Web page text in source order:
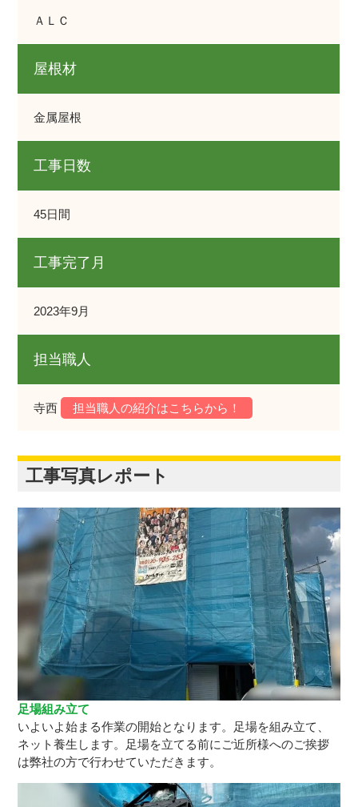
ＡＬＣ
屋根材
金属屋根
工事日数
45日間
工事完了月
2023年9月
担当職人
寺西 担当職人の紹介はこちらから！
工事写真レポート
足場組み立て
いよいよ始まる作業の開始となります。足場を組み立て、
ネット養生します。足場を立てる前にご近所様へのご挨拶
は弊社の方で行わせていただきます。